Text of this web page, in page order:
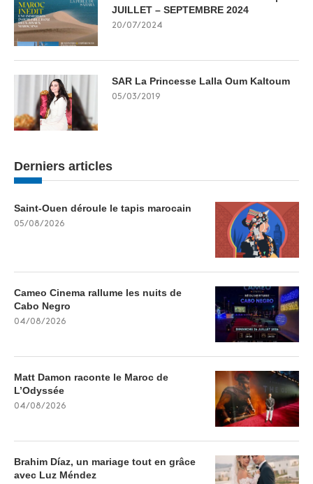
JUILLET – SEPTEMBRE 2024
20/07/2024
SAR La Princesse Lalla Oum Kaltoum
05/03/2019
Derniers articles
Saint-Ouen déroule le tapis marocain
05/08/2026
Cameo Cinema rallume les nuits de
Cabo Negro
04/08/2026
Matt Damon raconte le Maroc de
L’Odyssée
04/08/2026
Brahim Díaz, un mariage tout en grâce
avec Luz Méndez